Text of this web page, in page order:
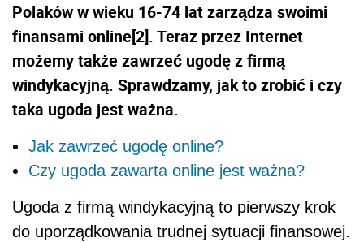
Polaków w wieku 16-74 lat zarządza swoimi
finansami online[2]. Teraz przez Internet
możemy także zawrzeć ugodę z firmą
windykacyjną. Sprawdzamy, jak to zrobić i czy
taka ugoda jest ważna.
Jak zawrzeć ugodę online?
Czy ugoda zawarta online jest ważna?
Ugoda z firmą windykacyjną to pierwszy krok
do uporządkowania trudnej sytuacji finansowej.